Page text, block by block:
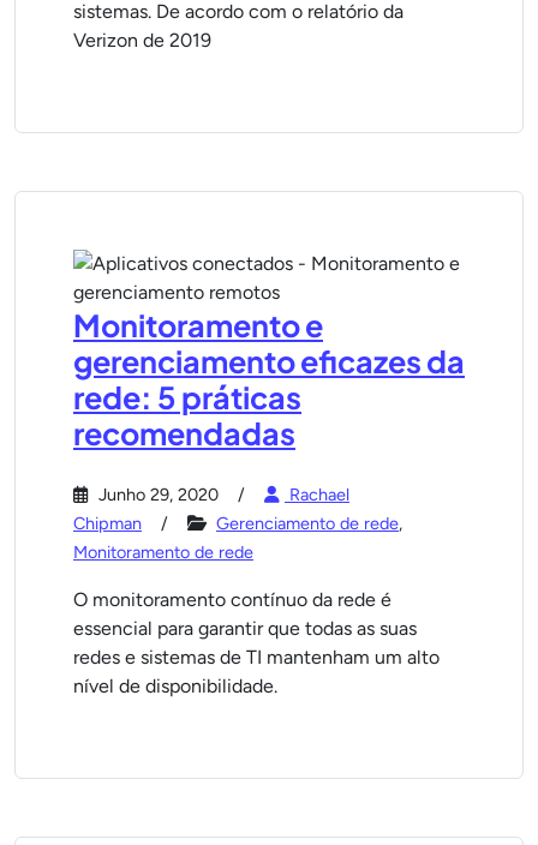
sistemas. De acordo com o relatório da
Verizon de 2019
Monitoramento e
gerenciamento eficazes da
rede: 5 práticas
recomendadas
Junho 29, 2020
Rachael
Chipman
Gerenciamento de rede,
Monitoramento de rede
O monitoramento contínuo da rede é
essencial para garantir que todas as suas
redes e sistemas de TI mantenham um alto
nível de disponibilidade.